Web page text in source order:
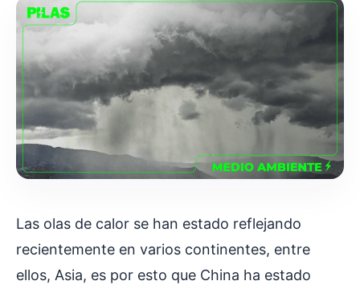
Las olas de calor se han estado reflejando
recientemente en varios continentes, entre
ellos, Asia, es por esto que China ha estado